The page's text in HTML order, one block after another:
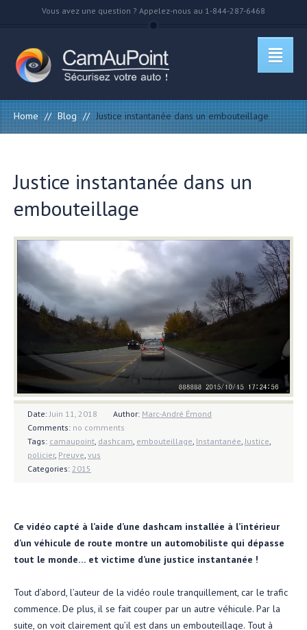
Vous avez une question ? Appelez-nous au 1-844-287-6468
Home // Blog // Justice instantanée dans un embouteillage
Justice instantanée dans un
embouteillage
Date: Juin 11, 2018 Author: Marc-André Émond
Comments: no comments
Tags: camaupoint dashcam embouteillage Instantanée Justice
policier, Preuve vus
Categories: 2015
Ce vidéo capté à l’aide d’une dashcam installée à l’intérieur
d’un véhicule de route montre un automobiliste qui dépasse
tout le monde… et victime d’une justice instantanée !
Tout d’abord, l’auteur de la vidéo roule tranquillement, car le trafic
commence. De plus, il se fait couper par un autre véhicule. Par la
suite, on voit clairement qu’il est dans un embouteillage. Tout à